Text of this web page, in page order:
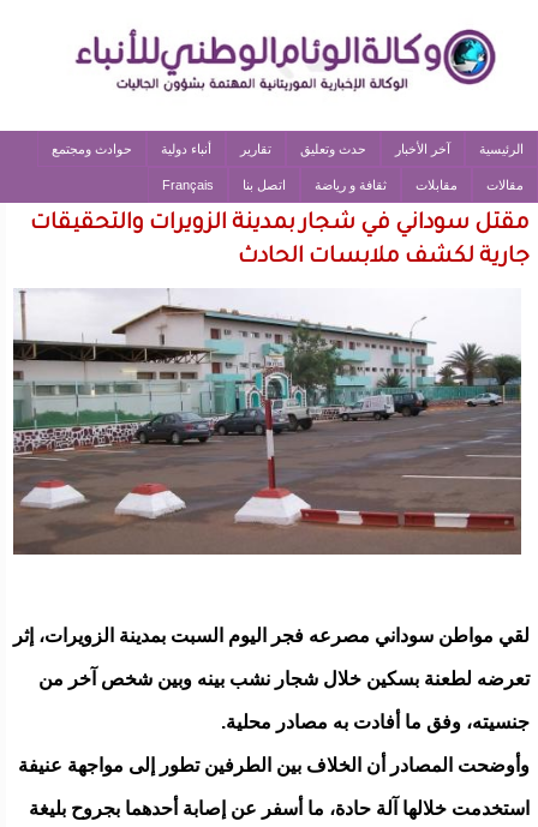
الرئيسية آخر الأخبار حدث وتعليق تقارير أنباء دولية حوادث ومجتمع
مقالات مقابلات ثقافة و رياضة اتصل بنا Français
مقتل سوداني في شجار بمدينة الزويرات والتحقيقات
جارية لكشف ملابسات الحادث
لقي مواطن سوداني مصرعه فجر اليوم السبت بمدينة الزويرات، إثر
تعرضه لطعنة بسكين خلال شجار نشب بينه وبين شخص آخر من
جنسيته، وفق ما أفادت به مصادر محلية.
وأوضحت المصادر أن الخلاف بين الطرفين تطور إلى مواجهة عنيفة
استخدمت خلالها آلة حادة، ما أسفر عن إصابة أحدهما بجروح بليغة